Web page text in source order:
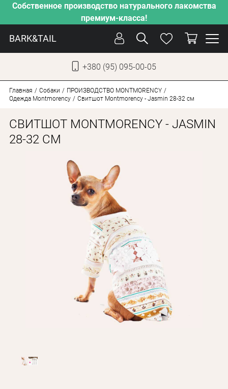
Собственное производство натурального лакомства
премиум-класса!
BARK&TAIL
+380 (95) 095-00-05
УХОД
НАШЕ ПРОИЗВОДСТВО
НОВИНКИ
АКЦИИ
ДЛЯ КОТОВ
Оплата и доставка
Программа лояльности
О Нас
Оптовым клиентам
Контакты
Главная Собаки
ПРОИЗВОДСТВО MONTMORENCY
Одежда Montmorency
Свитшот Montmorency - Jasmin 28-32 см
СВИТШОТ MONTMORENCY - JASMIN
28-32 СМ